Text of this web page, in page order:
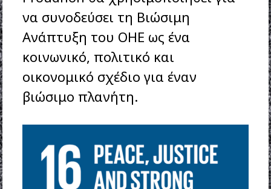
να συνοδεύσει τη Βιώσιμη
Ανάπτυξη του ΟΗΕ ως ένα
κοινωνικό, πολιτικό και
οικονομικό σχέδιο για έναν
βιώσιμο πλανήτη.